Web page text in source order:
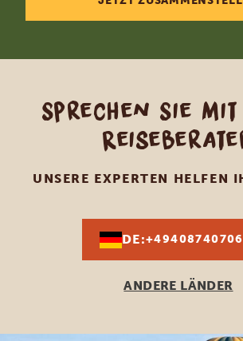
Sprechen Sie
UNSERE EXPERTEN HELFEN
DE:
ANDERE LÄNDER